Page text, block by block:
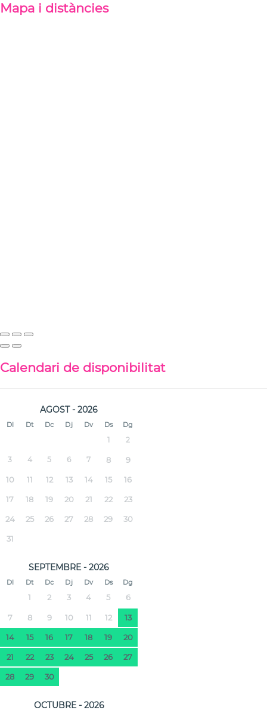
Mapa i distàncies
Calendari de disponibilitat
AGOST - 2026
Dl Dt Dc Dj Dv Ds Dg
1 2
3 4 5 6 7 8 9
10 11 12 13 14 15 16
17 18 19 20 21 22 23
24 25 26 27 28 29 30
31
SEPTEMBRE - 2026
Dl Dt Dc Dj Dv Ds Dg
1 2 3 4 5 6
7 8 9 10 11 12 13
14 15 16 17 18 19 20
21 22 23 24 25 26 27
28 29 30
OCTUBRE - 2026